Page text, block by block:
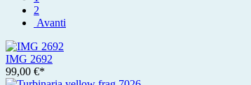
2
Avanti
IMG 2692
99,00 €*